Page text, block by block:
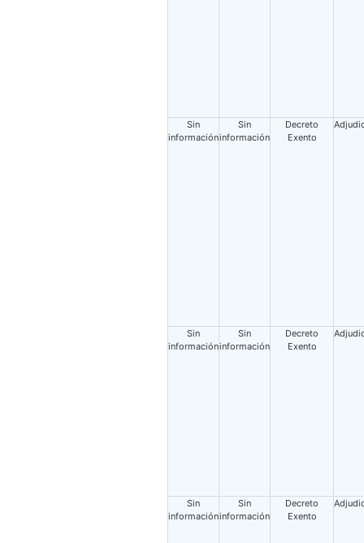
Sin
información
Sin
información
Decreto
Exento
Sin
información
Sin
información
Decreto
Exento
Sin
información
Sin
información
Decreto
Exento